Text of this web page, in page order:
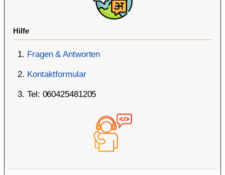
Hilfe
Fragen & Antworten
Kontaktformular
Tel: 060425481205